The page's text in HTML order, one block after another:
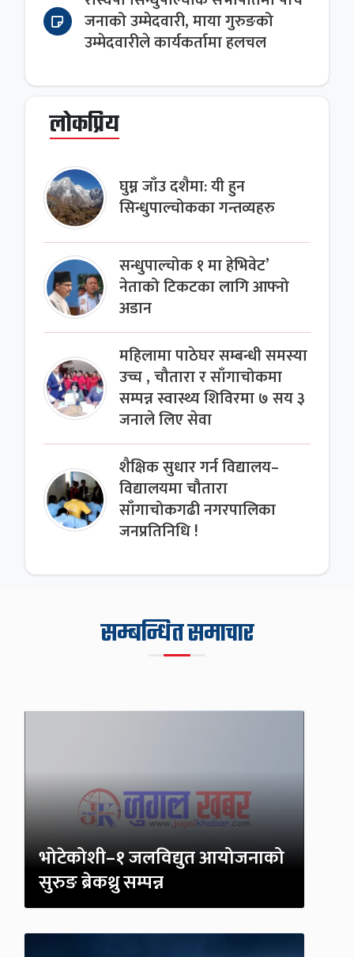
जनाको उम्मेदवारी, माया गुरुङको
उम्मेदवारीले कार्यकर्तामा हलचल
लोकप्रिय
घुम्न जाँउ दशैमा: यी हुन
सिन्धुपाल्चोकका गन्तव्यहरु
सन्धुपाल्चोक १ मा हेभिवेट’
नेताको टिकटका लागि आफ्नो
अडान
महिलामा पाठेघर सम्बन्धी समस्या
उच्च , चौतारा र साँगाचोकमा
सम्पन्न स्वास्थ्य शिविरमा ७ सय ३
जनाले लिए सेवा
शैक्षिक सुधार गर्न विद्यालय–
विद्यालयमा चौतारा
साँगाचोकगढी नगरपालिका
जनप्रतिनिधि !
सम्बन्धित समाचार
भोटेकोशी–१ जलविद्युत आयोजनाको
सुरुङ ब्रेकथ्रु सम्पन्न